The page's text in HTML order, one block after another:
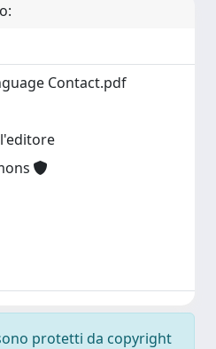
Contact.pdf
protetti da copyright